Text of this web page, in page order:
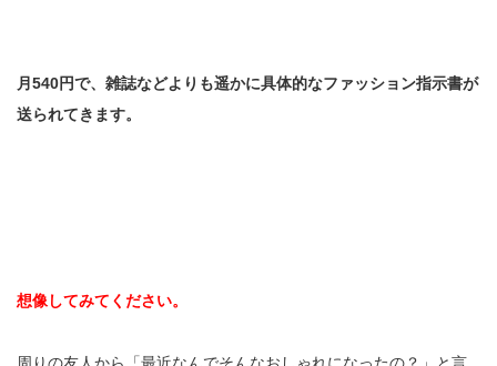
月540円で、雑誌などよりも遥かに具体的なファッション指示書が
送られてきます。
想像してみてください。